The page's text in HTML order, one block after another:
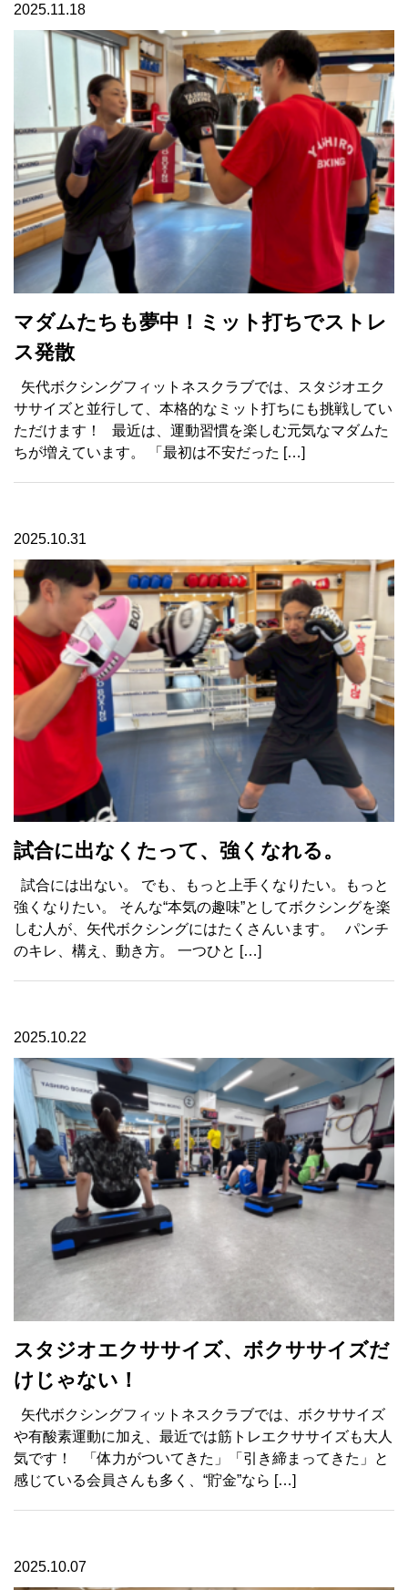
マダムたちも夢中！ミット打ちでストレ
ス発散
2025.11.18
矢代ボクシングフィットネスクラブでは、スタジオエク
ササイズと並行して、本格的なミット打ちにも挑戦してい
ただけます！ 最近は、運動習慣を楽しむ元気なマダムた
ちが増えています。 「最初は不安だった […]
試合に出なくたって、強くなれる。
2025.10.31
試合には出ない。 でも、もっと上手くなりたい。もっと
強くなりたい。 そんな“本気の趣味”としてボクシングを楽
しむ人が、矢代ボクシングにはたくさんいます。 パンチ
のキレ、構え、動き方。 一つひと […]
スタジオエクササイズ、ボクササイズだ
けじゃない！
2025.10.22
矢代ボクシングフィットネスクラブでは、ボクササイズ
や有酸素運動に加え、最近では筋トレエクササイズも大人
気です！ 「体力がついてきた」「引き締まってきた」と
感じている会員さんも多く、“貯金”なら […]
2025.10.07